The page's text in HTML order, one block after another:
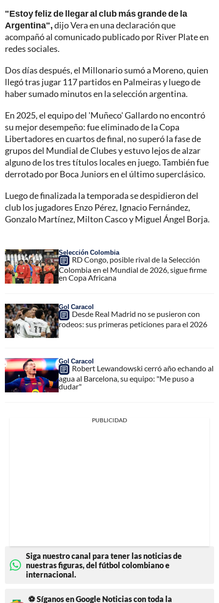
"Estoy feliz de llegar al club más grande de la
Argentina",dijo Vera en una declaración que
acompañó al comunicado publicado por River Plate en
redes sociales.
Dos días después, el Millonario sumó a Moreno, quien
llegó tras jugar 117 partidos en Palmeiras y luego de
haber sumado minutos en la selección argentina.
En 2025, el equipo del 'Muñeco' Gallardo no encontró
su mejor desempeño: fue eliminado de la Copa
Libertadores en cuartos de final, no superó la fase de
grupos del Mundial de Clubes y estuvo lejos de alzar
alguno de los tres títulos locales en juego. También fue
derrotado por Boca Juniors en el último superclásico.
Luego de finalizada la temporada se despidieron del
club los jugadores Enzo Pérez, Ignacio Fernández,
Gonzalo Martínez, Milton Casco y Miguel Ángel Borja.
Selección Colombia
RD Congo, posible rival de la Selección
Colombia en el Mundial de 2026, sigue firme
en Copa Africana
Gol Caracol
Desde Real Madrid no se pusieron con
rodeos: sus primeras peticiones para el 2026
Gol Caracol
Robert Lewandowski cerró año echando al
agua al Barcelona, su equipo: "Me puso a
dudar"
PUBLICIDAD
Siga nuestro canal para tener las noticias de
nuestras figuras, del fútbol colombiano e
internacional.
⚽ Síganos en Google Noticias con toda la